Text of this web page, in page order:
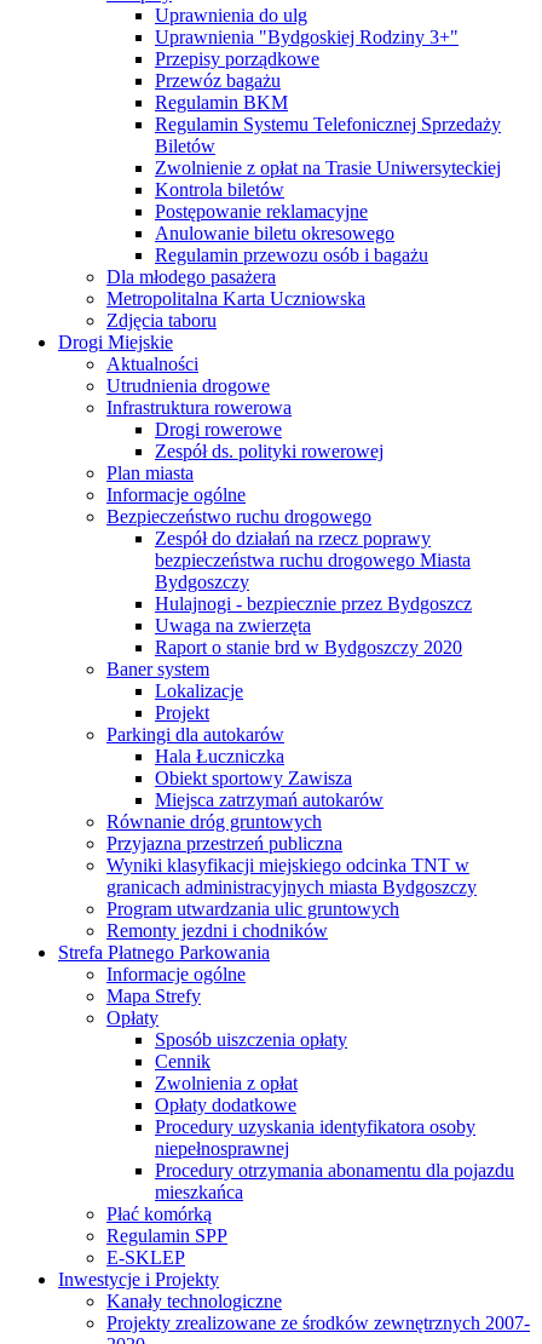
Uprawnienia do ulg
Uprawnienia "Bydgoskiej Rodziny 3+"
Przepisy porządkowe
Przewóz bagażu
Regulamin BKM
Regulamin Systemu Telefonicznej Sprzedaży
Biletów
Zwolnienie z opłat na Trasie Uniwersyteckiej
Kontrola biletów
Postępowanie reklamacyjne
Anulowanie biletu okresowego
Regulamin przewozu osób i bagażu
Dla młodego pasażera
Metropolitalna Karta Uczniowska
Zdjęcia taboru
Drogi Miejskie
Aktualności
Utrudnienia drogowe
Infrastruktura rowerowa
Drogi rowerowe
Zespół ds. polityki rowerowej
Plan miasta
Informacje ogólne
Bezpieczeństwo ruchu drogowego
Zespół do działań na rzecz poprawy
bezpieczeństwa ruchu drogowego Miasta
Bydgoszczy
Hulajnogi - bezpiecznie przez Bydgoszcz
Uwaga na zwierzęta
Raport o stanie brd w Bydgoszczy 2020
Baner system
Lokalizacje
Projekt
Parkingi dla autokarów
Hala Łuczniczka
Obiekt sportowy Zawisza
Miejsca zatrzymań autokarów
Równanie dróg gruntowych
Przyjazna przestrzeń publiczna
Wyniki klasyfikacji miejskiego odcinka TNT w
granicach administracyjnych miasta Bydgoszczy
Program utwardzania ulic gruntowych
Remonty jezdni i chodników
Strefa Płatnego Parkowania
Informacje ogólne
Mapa Strefy
Opłaty
Sposób uiszczenia opłaty
Cennik
Zwolnienia z opłat
Opłaty dodatkowe
Procedury uzyskania identyfikatora osoby
niepełnosprawnej
Procedury otrzymania abonamentu dla pojazdu
mieszkańca
Płać komórką
Regulamin SPP
E-SKLEP
Inwestycje i Projekty
Kanały technologiczne
Projekty zrealizowane ze środków zewnętrznych 2007-